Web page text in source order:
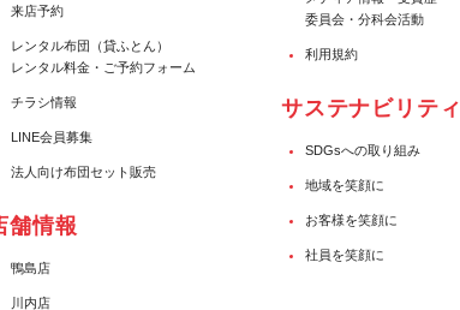
来店予約
レンタル布団（貸ふとん）
レンタル料金・ご予約フォーム
チラシ情報
LINE会員募集
法人向け布団セット販売
舗情報
鴨島店
川内店
委員会・分科会活動
利用規約
サステナビリティ
SDGsへの取り組み
地域を笑顔に
お客様を笑顔に
社員を笑顔に